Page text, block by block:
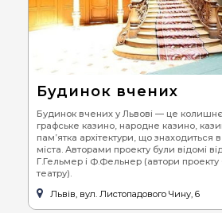
Будинок вчених
Будинок вчених у Львові — це
графське казино, народне казино,
пам’ятка архітектури, що знаходиться
міста. Авторами проекту були відомі
Г.Гельмер і Ф.Фельнер (автори
театру).
Львів, вул. Листопадового Чину, 6